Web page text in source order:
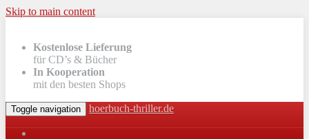
Skip to main content
Kostenlose Lieferung
für CD’s & Bücher
In Kooperation
mit den besten Shops
Toggle navigation hoerbuch-thriller.de